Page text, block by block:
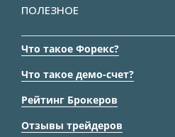
ПОЛЕЗНОЕ
Что такое Форекс?
Что такое демо-счет?
Рейтинг Брокеров
Отзывы трейдеров